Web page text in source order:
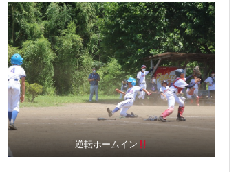
逆転ホームイン